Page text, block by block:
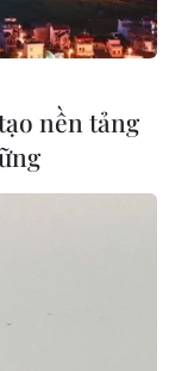
nền tảng